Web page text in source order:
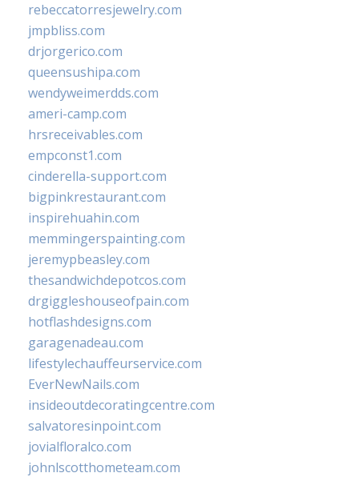
rebeccatorresjewelry.com
jmpbliss.com
drjorgerico.com
queensushipa.com
wendyweimerdds.com
ameri-camp.com
hrsreceivables.com
empconst1.com
cinderella-support.com
bigpinkrestaurant.com
inspirehuahin.com
memmingerspainting.com
jeremypbeasley.com
thesandwichdepotcos.com
drgiggleshouseofpain.com
hotflashdesigns.com
garagenadeau.com
lifestylechauffeurservice.com
EverNewNails.com
insideoutdecoratingcentre.com
salvatoresinpoint.com
jovialfloralco.com
johnlscotthometeam.com